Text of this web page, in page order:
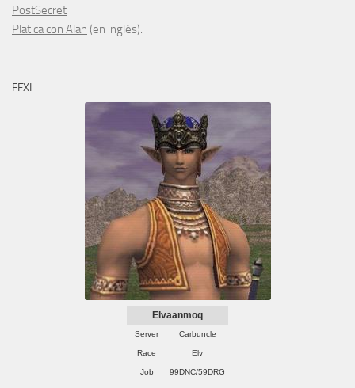
PostSecret
Platica con Alan (en inglés).
FFXI
Elvaanmoq
Server Carbuncle
Race Elv
Job 99DNC/59DRG